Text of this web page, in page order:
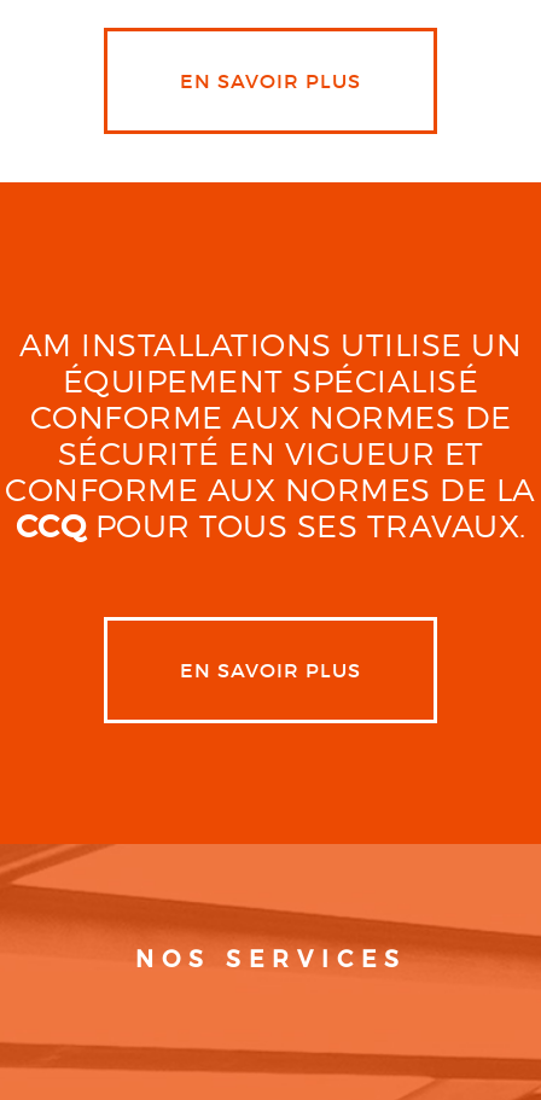
EN SAVOIR PLUS
AM INSTALLATIONS UTILISE UN
ÉQUIPEMENT SPÉCIALISÉ
CONFORME AUX NORMES DE
SÉCURITÉ EN VIGUEUR ET
CONFORME AUX NORMES DE LA
CCQPOUR TOUS SES TRAVAUX.
EN SAVOIR PLUS
NOS SERVICES